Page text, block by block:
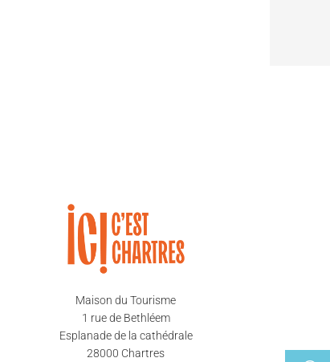
Maison du Tourisme
1 rue de Bethléem
Esplanade de la cathédrale
28000 Chartres